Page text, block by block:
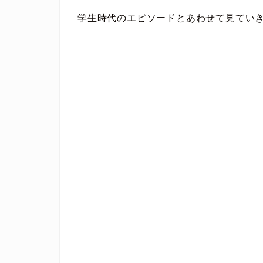
学生時代のエピソードとあわせて見てい